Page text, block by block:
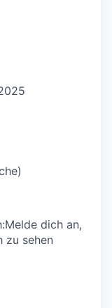
Melde dich an,
zu sehen